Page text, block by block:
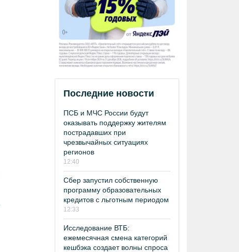
Последние новости
ПСБ и МЧС России будут
оказывать поддержку жителям
пострадавших при
чрезвычайных ситуациях
регионов
12:40
Сбер запустил собственную
программу образовательных
кредитов с льготным периодом
12:33
Исследование ВТБ:
ежемесячная смена категорий
кешбэка создает волны спроса